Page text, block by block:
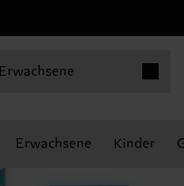
Erwachsene
Erwachsene Kinder